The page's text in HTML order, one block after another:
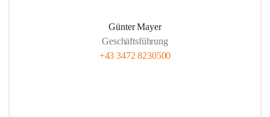
Günter Mayer
Geschäftsführung
+43 3472 8230500